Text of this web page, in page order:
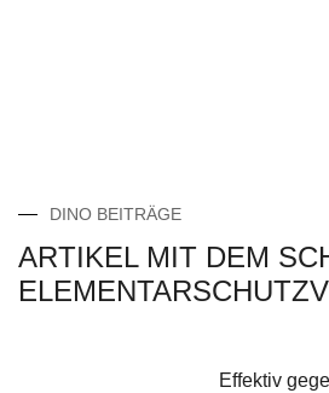
DINO BEITRÄGE
ARTIKEL MIT DEM
Effektiv